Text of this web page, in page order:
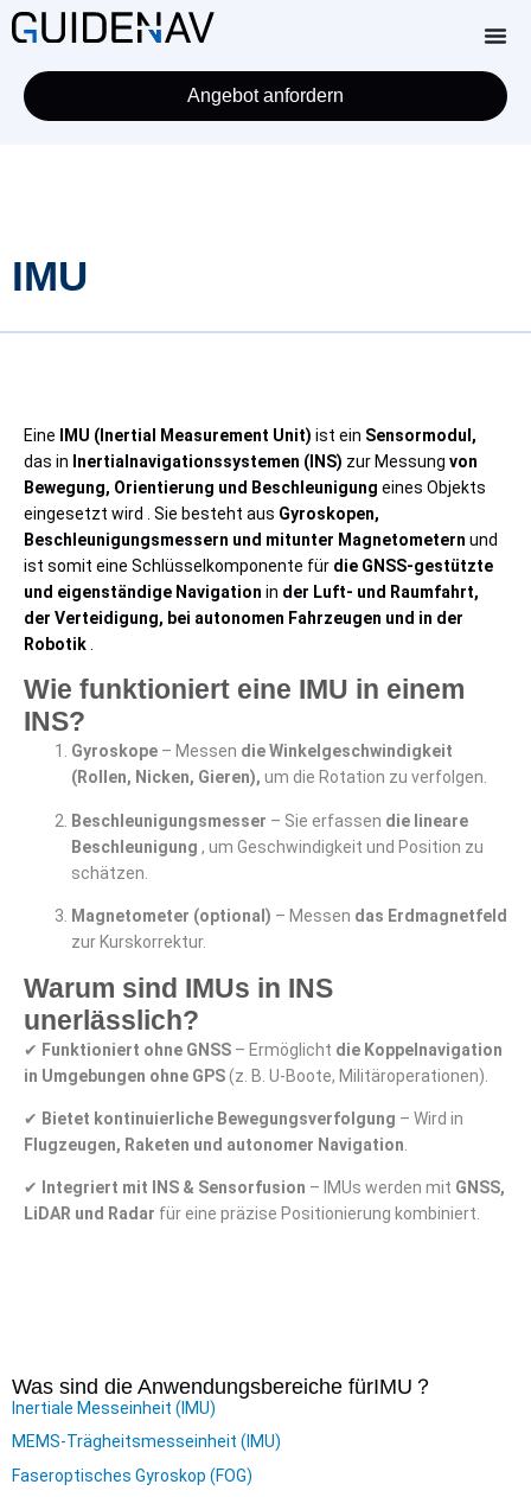
Angebot anfordern
IMU
Eine IMU (Inertial Measurement Unit) ist ein Sensormodul,
das in Inertialnavigationssystemen (INS) zur Messung von
Bewegung, Orientierung und Beschleunigung eines Objekts
eingesetzt wird . Sie besteht aus Gyroskopen,
Beschleunigungsmessern und mitunter Magnetometern und
ist somit eine Schlüsselkomponente für die GNSS-gestützte
und eigenständige Navigation in der Luft- und Raumfahrt,
der Verteidigung, bei autonomen Fahrzeugen und in der
Robotik
Wie funktioniert eine IMU in einem
INS?
Gyroskope – Messen die Winkelgeschwindigkeit
(Rollen, Nicken, Gieren), um die Rotation zu verfolgen.
Beschleunigungsmesser – Sie erfassen die lineare
Beschleunigung , um Geschwindigkeit und Position zu
schätzen.
Magnetometer (optional) – Messen das Erdmagnetfeld
zur Kurskorrektur.
Warum sind IMUs in INS
unerlässlich?
✔ Funktioniert ohne GNSS – Ermöglicht die Koppelnavigation
in Umgebungen ohne GPS(z. B. U-Boote, Militäroperationen).
✔ Bietet kontinuierliche Bewegungsverfolgung – Wird in
Flugzeugen, Raketen und autonomer Navigation
✔ Integriert mit INS & Sensorfusion – IMUs werden mit GNSS,
LiDAR und Radar für eine präzise Positionierung kombiniert.
Was sind die Anwendungsbereiche fürIMU ？
Inertiale Messeinheit (IMU)
MEMS-Trägheitsmesseinheit (IMU)
Faseroptisches Gyroskop (FOG)